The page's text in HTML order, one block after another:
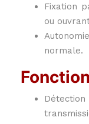
Fixation
ou
normale.